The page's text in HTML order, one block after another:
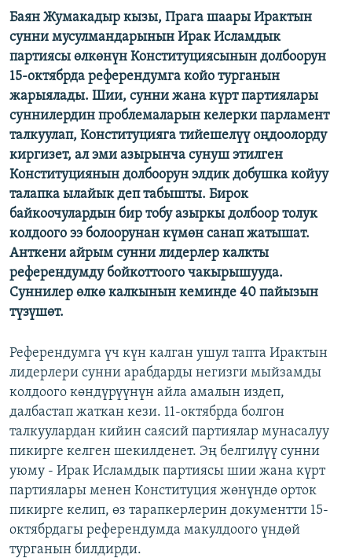
БИЗ ЖАНА ДҮЙНӨ
ДАНИСТЕ
ЭЖЕ-СИҢДИЛЕР
АЗАТТЫК+
ЫҢГАЙСЫЗ СУРООЛОР
Русский
ОНЛАЙН ШЕРИНЕ
ЭЕ/АРнун бардык сайттары
Баян Жумакадыр кызы, Прага шаары Ирактын
сунни мусулмандарынын Ирак Исламдык
партиясы өлкөнүн Конституциясынын долбоорун
15-октябрда референдумга койо турганын
жарыялады. Шии, сунни жана күрт партиялары
суннилердин проблемаларын келерки парламент
талкуулап, Конституцияга тийешелүү оңдоолорду
киргизет, ал эми азырынча сунуш этилген
Конституциянын долбоорун элдик добушка койуу
талапка ылайык деп табышты. Бирок
байкоочулардын бир тобу азыркы долбоор толук
колдоого ээ болоорунан күмөн санап жатышат.
Анткени айрым сунни лидерлер калкты
референдумду бойкоттоого чакырышууда.
Суннилер өлкө калкынын кеминде 40 пайызын
түзүшөт.
Референдумга үч күн калган ушул тапта Ирактын
лидерлери сунни арабдарды негизги мыйзамды
колдоого көндүрүүнүн айла амалын издеп,
далбастап жаткан кези. 11-октябрда болгон
талкуулардан кийин саясий партиялар мунасалуу
пикирге келген шекилденет. Эң белгилүү сунни
уюму - Ирак Исламдык партиясы шии жана күрт
партиялары менен Конституция жөнүндө орток
пикирге келип, өз тарапкерлерин документти 15-
октябрдагы референдумда макулдоого үндөй
турганын билдирди.